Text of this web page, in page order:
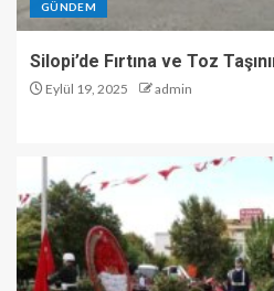
GÜNDEM
Silopi’de Fırtına ve Toz
Eylül 19, 2025 admin